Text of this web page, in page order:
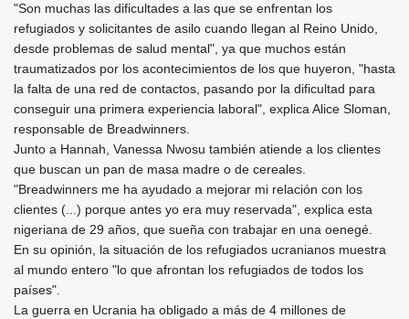
"Son muchas las dificultades a las que se enfrentan los
refugiados y solicitantes de asilo cuando llegan al Reino Unido,
desde problemas de salud mental", ya que muchos están
traumatizados por los acontecimientos de los que huyeron, "hasta
la falta de una red de contactos, pasando por la dificultad para
conseguir una primera experiencia laboral", explica Alice Sloman,
responsable de Breadwinners.
Junto a Hannah, Vanessa Nwosu también atiende a los clientes
que buscan un pan de masa madre o de cereales.
"Breadwinners me ha ayudado a mejorar mi relación con los
clientes (...) porque antes yo era muy reservada", explica esta
nigeriana de 29 años, que sueña con trabajar en una oenegé.
En su opinión, la situación de los refugiados ucranianos muestra
al mundo entero "lo que afrontan los refugiados de todos los
países".
La guerra en Ucrania ha obligado a más de 4 millones de